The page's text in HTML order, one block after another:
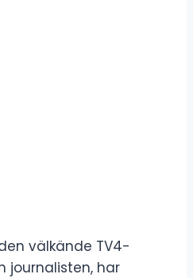
välkände TV4-
journalisten, har